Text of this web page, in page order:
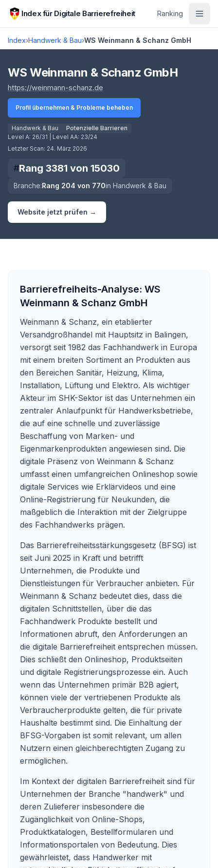
Zum Hauptinhalt springen
Index für Digitale Barrierefreiheit Ranking
Index›Handwerk & Bau›WS Weinmann & Schanz GmbH
Score lädt
WS Weinmann & Schanz GmbH
https://weinmann-schanz.de
Profil übernehmen & Probleme beheben
Handwerk & Bau
Potenzielle Barrieren
Level A: 26/31 | Level AA: 23/24
Letzter Scan: 24. März 2026
#Rang 3381 von 15030
Branche:Rang 204 von 770in Handwerk & Bau
Website jetzt prüfen →
Barrierefreiheits-Analyse: WS
Weinmann & Schanz GmbH
Weinmann & Schanz, ein etablierter
Versandgroßhandel mit Hauptsitz in Balingen,
versorgt seit 1982 das Fachhandwerk in Europa
mit einem breiten Sortiment an Produkten aus
den Bereichen Sanitär, Heizung, Klima,
Installation, Lüftung und Elektro. Als wichtiger
Akteur im SHK-Sektor ist das Unternehmen ein
zentraler Anlaufpunkt für Handwerksbetriebe,
die auf eine schnelle und zuverlässige
Beschaffung von Marken- und
Eigenmarkenprodukten angewiesen sind. Die
digitale Präsenz von Weinmann & Schanz
umfasst einen umfangreichen Onlineshop sowie
digitale Services wie Erklärvideos und eine
Online-Registrierung für Neukunden, die
maßgeblich die Interaktion mit der Zielgruppe
des Fachhandwerks prägen.
Das Barrierefreiheitsstärkungsgesetz (BFSG) ist
seit Juni 2025 in Kraft und betrifft
Unternehmen, die Produkte und
Dienstleistungen für Verbraucher anbieten. Für
Weinmann & Schanz bedeutet dies, dass die
digitalen Schnittstellen, über die das
Fachhandwerk Produkte bestellt und
Informationen abruft, den Anforderungen an
die digitale Barrierefreiheit entsprechen müssen.
Dies schließt den Onlineshop, Produktseiten
und digitale Registrierungsprozesse ein. Auch
wenn das Unternehmen primär B2B agiert,
können viele der vertriebenen Produkte als
Verbraucherprodukte gelten, die für private
Haushalte bestimmt sind. Die Einhaltung der
BFSG-Vorgaben ist somit relevant, um allen
Nutzern einen gleichberechtigten Zugang zu
ermöglichen.
Im Kontext der digitalen Barrierefreiheit sind für
Unternehmen der Branche "handwerk" und
deren Zulieferer insbesondere die
Zugänglichkeit von Online-Shops,
Produktkatalogen, Bestellformularen und
Informationsportalen von Bedeutung. Dies
gewährleistet, dass Handwerker mit